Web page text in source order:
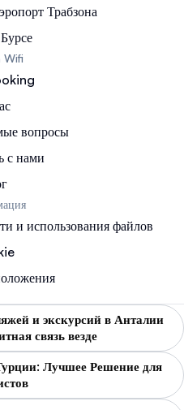
Трабзона
Wifi
вопросы
с нами
и использования файлов
и экскурсий в Анталии
связь везде
Лучшее Решение для